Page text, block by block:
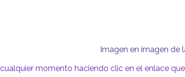
momento haciendo clic en el enlace